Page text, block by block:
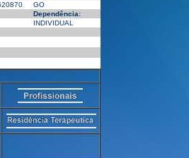
GO
Dependência:
INDIVIDUAL